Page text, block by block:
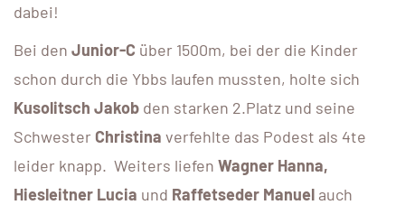
dabei!
Bei den Junior-C über 1500m, bei der die Kinder
schon durch die Ybbs laufen mussten, holte sich
Kusolitsch Jakob den starken 2.Platz und seine
Schwester Christina verfehlte das Podest als 4te
leider knapp. Weiters liefen Wagner Hanna,
Hiesleitner Lucia und Raffetseder Manuel auch